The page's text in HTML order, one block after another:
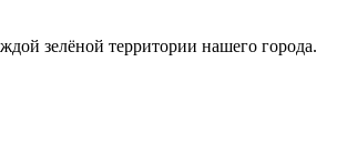
зелёной территории нашего города.